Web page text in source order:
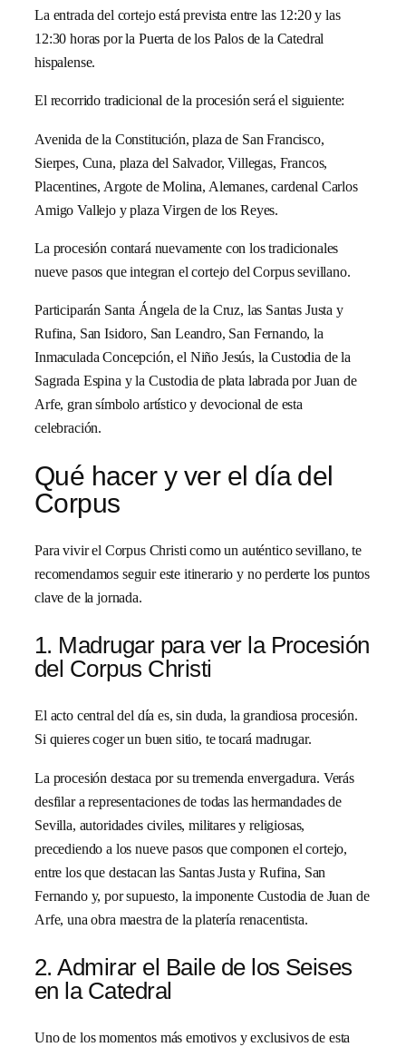
La entrada del cortejo está prevista entre las 12:20 y las
12:30 horas por la Puerta de los Palos de la Catedral
hispalense.
El recorrido tradicional de la procesión será el siguiente:
Avenida de la Constitución, plaza de San Francisco,
Sierpes, Cuna, plaza del Salvador, Villegas, Francos,
Placentines, Argote de Molina, Alemanes, cardenal Carlos
Amigo Vallejo y plaza Virgen de los Reyes.
La procesión contará nuevamente con los tradicionales
nueve pasos que integran el cortejo del Corpus sevillano.
Participarán Santa Ángela de la Cruz, las Santas Justa y
Rufina, San Isidoro, San Leandro, San Fernando, la
Inmaculada Concepción, el Niño Jesús, la Custodia de la
Sagrada Espina y la Custodia de plata labrada por Juan de
Arfe, gran símbolo artístico y devocional de esta
celebración.
Qué hacer y ver el día del
Corpus
Para vivir el Corpus Christi como un auténtico sevillano, te
recomendamos seguir este itinerario y no perderte los puntos
clave de la jornada.
1. Madrugar para ver la Procesión
del Corpus Christi
El acto central del día es, sin duda, la grandiosa procesión.
Si quieres coger un buen sitio, te tocará madrugar.
La procesión destaca por su tremenda envergadura. Verás
desfilar a representaciones de todas las hermandades de
Sevilla, autoridades civiles, militares y religiosas,
precediendo a los nueve pasos que componen el cortejo,
entre los que destacan las Santas Justa y Rufina, San
Fernando y, por supuesto, la imponente Custodia de Juan de
Arfe, una obra maestra de la platería renacentista.
2. Admirar el Baile de los Seises
en la Catedral
Uno de los momentos más emotivos y exclusivos de esta